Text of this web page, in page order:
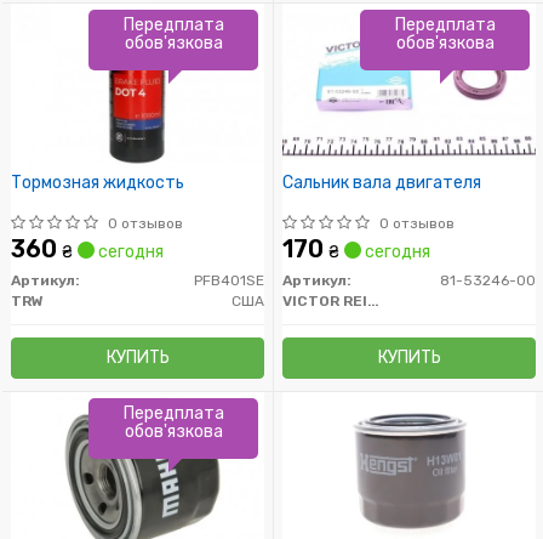
Тормозная жидкость
0 отзывов
360 ₴ сегодня
Артикул:
PFB401SE
TRW
США
КУПИТЬ
Передплата
обов'язкова
Сальник вала двигателя
0 отзывов
170 ₴ сегодня
Артикул:
81-53246-00
VICTOR REINZ
КУПИТЬ
Передплата
обов'язкова
Передплата
обов'язкова